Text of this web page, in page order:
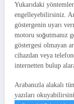
Yukarıdaki
engelleyebilirsiniz.
göstergenin uyarı
motoru soğutmanız
göstergesi olmayan
cihazdan veya
internetten bulup
Arabanızla alakalı
yazıları